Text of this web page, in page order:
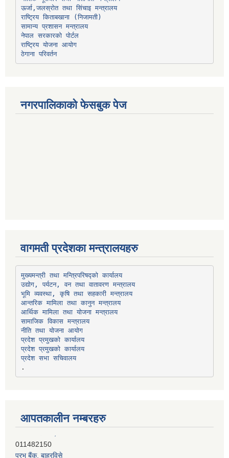
ऊर्जा,जलस्रोत तथा सिंचाइ मन्त्रालय
सामान्य प्रशासन मन्त्रालय
नेपाल सरकारको पोर्टल
राष्ट्रिय योजना आयोग
ठेगाना परिवर्तन
नगरपालिकाको फेसबुक पेज
वागमती प्रदेशका मन्त्रालयहरु
मुख्यमन्त्री तथा मन्त्रिपरिषद्को कार्यालय
उद्योग, पर्यटन, वन तथा वातावरण मन्त्रालय
भूमि व्यवस्था, कृषि तथा सहकारी मन्त्रालय
आन्तरिक मामिला तथा कानुन मन्त्रालय
आर्थिक मामिला तथा योजना मन्त्रालय
सामाजिक विकास मन्त्रालय
नीति तथा योजना आयोग
प्रदेश प्रमुखको कार्यालय
प्रदेश प्रमुखको कार्यालय
प्रदेश सभा सचिवालय
आपतकालीन नम्बरहरु
प्रभु बैंक, बाह्रविसे
011489259